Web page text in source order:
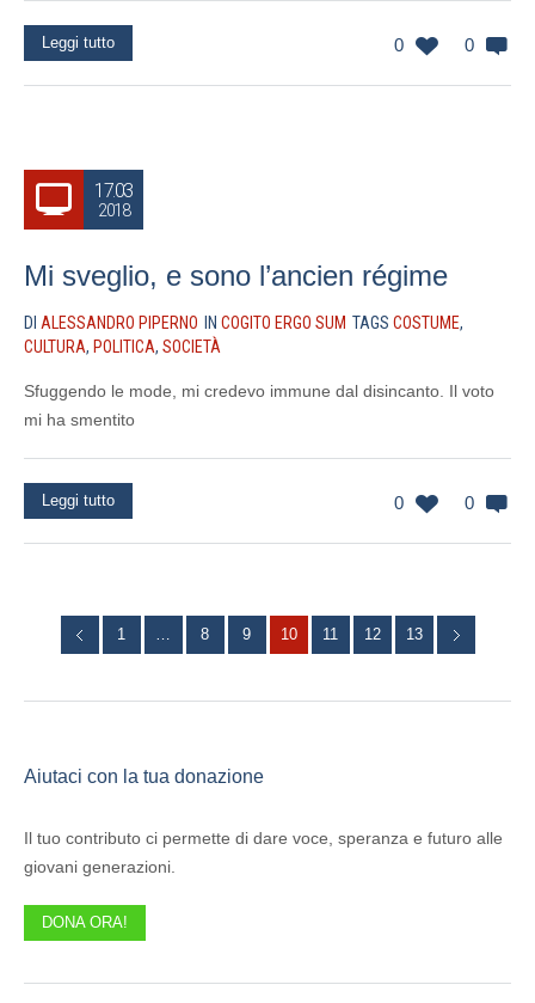
0 0
Leggi tutto
17.03
2018
Mi sveglio, e sono l’ancien régime
DI ALESSANDRO PIPERNO IN COGITO ERGO SUM TAGS COSTUME,
CULTURA, POLITICA, SOCIETÀ
Sfuggendo le mode, mi credevo immune dal disincanto. Il voto
mi ha smentito
0 0
Leggi tutto
1 … 8 9 10 11 12 13
Aiutaci con la tua donazione
Il tuo contributo ci permette di dare voce, speranza e futuro alle
giovani generazioni.
DONA ORA!